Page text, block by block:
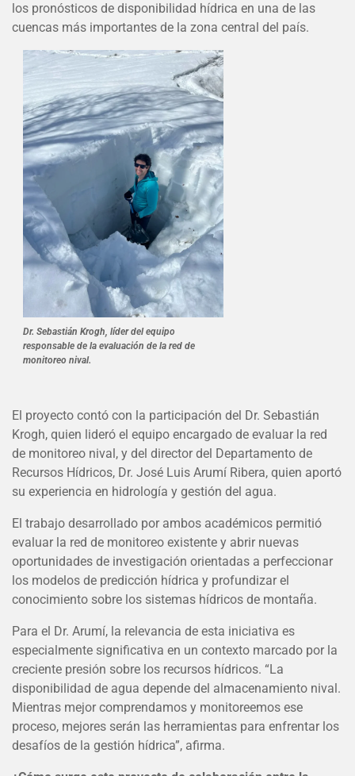
los pronósticos de disponibilidad hídrica en una de las
cuencas más importantes de la zona central del país.
Dr. Sebastián Krogh, líder del equipo
responsable de la evaluación de la red de
monitoreo nival.
El proyecto contó con la participación del Dr. Sebastián
Krogh, quien lideró el equipo encargado de evaluar la red
de monitoreo nival, y del director del Departamento de
Recursos Hídricos, Dr. José Luis Arumí Ribera, quien aportó
su experiencia en hidrología y gestión del agua.
El trabajo desarrollado por ambos académicos permitió
evaluar la red de monitoreo existente y abrir nuevas
oportunidades de investigación orientadas a perfeccionar
los modelos de predicción hídrica y profundizar el
conocimiento sobre los sistemas hídricos de montaña.
Para el Dr. Arumí, la relevancia de esta iniciativa es
especialmente significativa en un contexto marcado por la
creciente presión sobre los recursos hídricos. “La
disponibilidad de agua depende del almacenamiento nival.
Mientras mejor comprendamos y monitoreemos ese
proceso, mejores serán las herramientas para enfrentar los
desafíos de la gestión hídrica”, afirma.